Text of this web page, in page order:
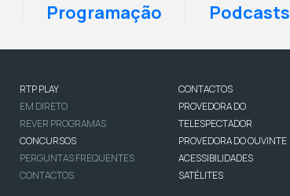
Programação Podcasts
RTP PLAY
EM DIRETO
REVER PROGRAMAS
CONCURSOS
PERGUNTAS FREQUENTES
CONTACTOS
CONTACTOS
PROVEDORA DO
TELESPECTADOR
PROVEDORA DO OUVINTE
ACESSIBILIDADES
SATÉLITES